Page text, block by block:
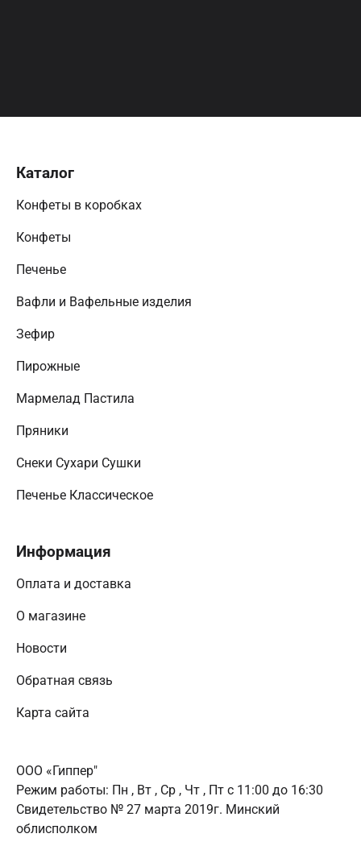
Каталог
Конфеты в коробках
Конфеты
Печенье
Вафли и Вафельные изделия
Зефир
Пирожные
Мармелад Пастила
Пряники
Снеки Сухари Сушки
Печенье Классическое
Информация
Оплата и доставка
О магазине
Новости
Обратная связь
Карта сайта
ООО «Гиппер"
Режим работы: Пн , Вт , Ср , Чт , Пт c 11:00 до 16:30
Свидетельство № 27 марта 2019г. Минский
облисполком